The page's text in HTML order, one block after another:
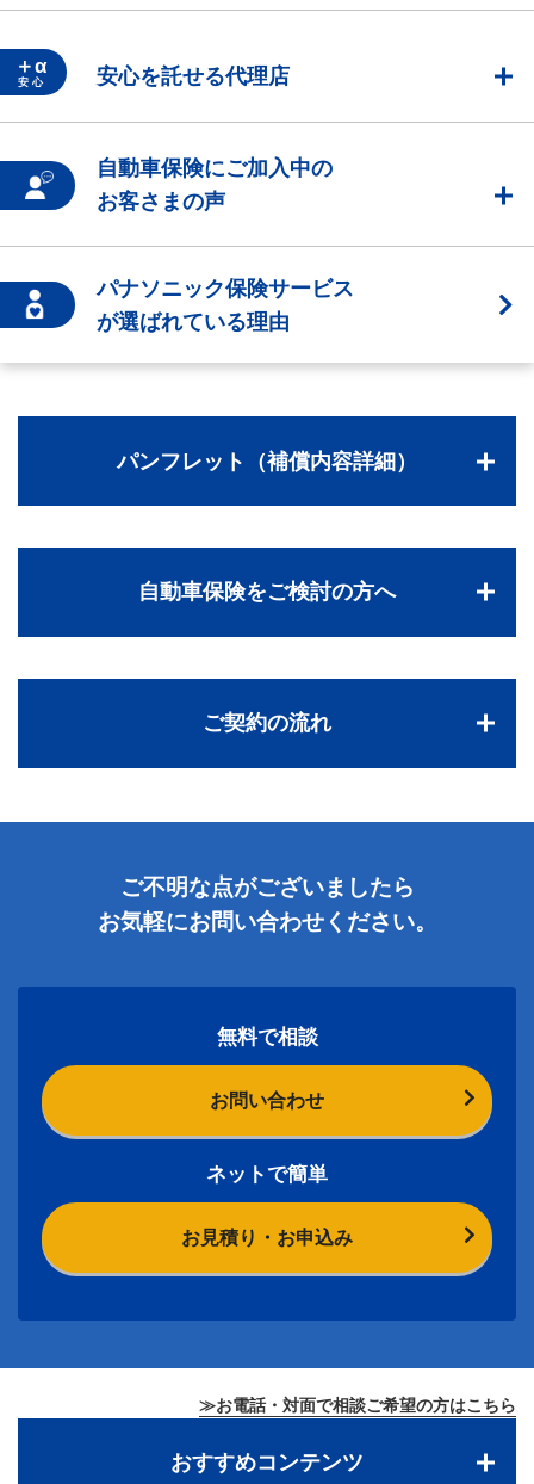
＋α
安 心 安心を託せる代理店
自動車保険にご加入中の
お客さまの声
パナソニック保険サービス
が選ばれている理由
パンフレット（補償内容詳細）
自動車保険をご検討の方へ
ご契約の流れ
無料で相談
お問い合わせ
ネットで簡単
お見積り・お申込み
ご不明な点がございましたら
お気軽にお問い合わせください。
≫お電話・対面で相談ご希望の方はこちら
おすすめコンテンツ